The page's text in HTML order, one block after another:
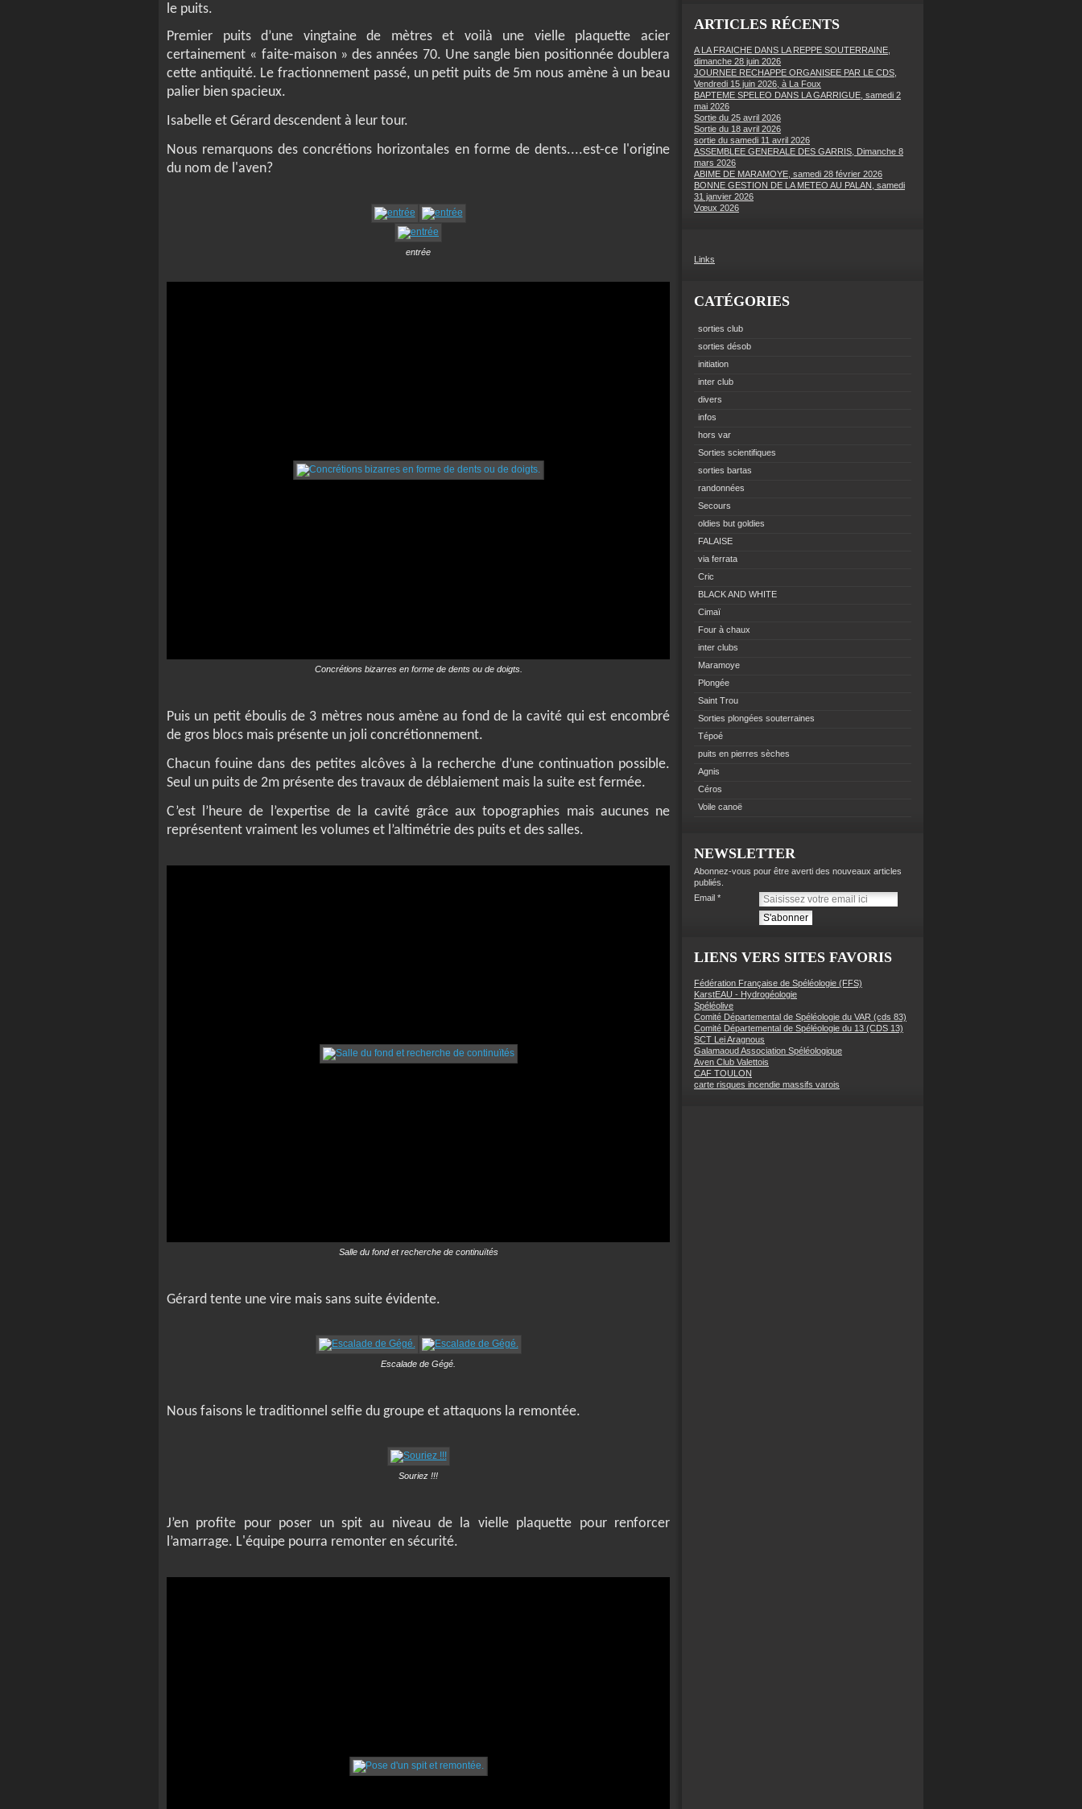
le puits.
Premier puits d’une vingtaine de mètres et voilà une vielle plaquette acier
certainement « faite-maison » des années 70. Une sangle bien positionnée doublera
cette antiquité. Le fractionnement passé, un petit puits de 5m nous amène à un beau
palier bien spacieux.
Isabelle et Gérard descendent à leur tour.
Nous remarquons des concrétions horizontales en forme de dents....est-ce l'origine
du nom de l'aven?
entrée
Concrétions bizarres en forme de dents ou de doigts.
Puis un petit éboulis de 3 mètres nous amène au fond de la cavité qui est encombré
de gros blocs mais présente un joli concrétionnement.
Chacun fouine dans des petites alcôves à la recherche d’une continuation possible.
Seul un puits de 2m présente des travaux de déblaiement mais la suite est fermée.
C’est l’heure de l’expertise de la cavité grâce aux topographies mais aucunes ne
représentent vraiment les volumes et l’altimétrie des puits et des salles.
Salle du fond et recherche de continuïtés
Gérard tente une vire mais sans suite évidente.
Escalade de Gégé.
Nous faisons le traditionnel selfie du groupe et attaquons la remontée.
Souriez !!!
J’en profite pour poser un spit au niveau de la vielle plaquette pour renforcer
l’amarrage. L'équipe pourra remonter en sécurité.
ARTICLES RÉCENTS
A LA FRAICHE DANS LA REPPE SOUTERRAINE,
dimanche 28 juin 2026
JOURNEE RECHAPPE ORGANISEE PAR LE CDS,
Vendredi 15 juin 2026, à La Foux
BAPTEME SPELEO DANS LA GARRIGUE, samedi 2
mai 2026
Sortie du 25 avril 2026
Sortie du 18 avril 2026
sortie du samedi 11 avril 2026
ASSEMBLEE GENERALE DES GARRIS, Dimanche 8
mars 2026
ABIME DE MARAMOYE, samedi 28 février 2026
BONNE GESTION DE LA METEO AU PALAN, samedi
31 janvier 2026
Vœux 2026
Links
CATÉGORIES
sorties club
sorties désob
initiation
inter club
divers
infos
hors var
Sorties scientifiques
sorties bartas
randonnées
Secours
oldies but goldies
FALAISE
via ferrata
Cric
BLACK AND WHITE
Cimaï
Four à chaux
inter clubs
Maramoye
Plongée
Saint Trou
Sorties plongées souterraines
Tépoé
puits en pierres sèches
Agnis
Céros
Voile canoë
NEWSLETTER
Abonnez-vous pour être averti des nouveaux articles
publiés.
Email
LIENS VERS SITES FAVORIS
Fédération Française de Spéléologie (FFS)
KarstEAU - Hydrogéologie
Spéléolive
Comité Départemental de Spéléologie du VAR (cds 83)
Comité Départemental de Spéléologie du 13 (CDS 13)
SCT Lei Aragnous
Galamaoud Association Spéléologique
Aven Club Valettois
CAF TOULON
carte risques incendie massifs varois